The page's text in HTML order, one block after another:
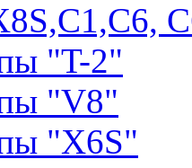
"T-2"
"V8"
"X6S"